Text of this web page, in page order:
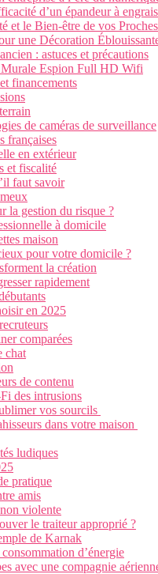
d’un épandeur à
et le Bien-être de vos
une Décoration
: astuces et précautions
Murale Espion Full HD Wifi
financements
de caméras de surveillance
françaises
en extérieur
et fiscalité
faut savoir
la gestion du risque ?
à domicile
maison
pour votre domicile ?
la création
rapidement
en 2025
comparées
chat
de contenu
des intrusions
vos sourcils
dans votre maison
ludiques
pratique
amis
violente
le traiteur approprié ?
de Karnak
d’énergie
avec une compagnie